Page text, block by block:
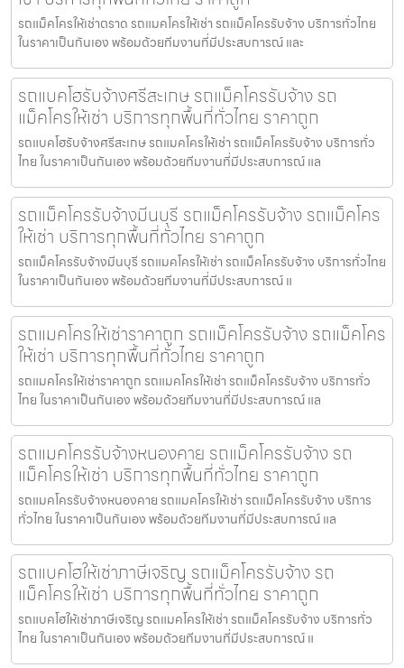
รถแม็คโครให้เช่าตราด รถแมคโครให้เช่า รถแม็คโครรับจ้าง บริการทั่วไทย
ในราคาเป็นกันเอง พร้อมด้วยทีมงานที่มีประสบการณ์ และ
รถแบคโฮรับจ้างศรีสะเกษ รถแม็คโครรับจ้าง รถ
แม็คโครให้เช่า บริการทุกพื้นที่ทั่วไทย ราคาถูก
รถแบคโฮรับจ้างศรีสะเกษ รถแมคโครให้เช่า รถแม็คโครรับจ้าง บริการทั่ว
ไทย ในราคาเป็นกันเอง พร้อมด้วยทีมงานที่มีประสบการณ์ แล
รถแม็คโครรับจ้างมีนบุรี รถแม็คโครรับจ้าง รถแม็คโคร
ให้เช่า บริการทุกพื้นที่ทั่วไทย ราคาถูก
รถแม็คโครรับจ้างมีนบุรี รถแมคโครให้เช่า รถแม็คโครรับจ้าง บริการทั่วไทย
ในราคาเป็นกันเอง พร้อมด้วยทีมงานที่มีประสบการณ์ แ
รถแมคโครให้เช่าราคาถูก รถแม็คโครรับจ้าง รถแม็คโคร
ให้เช่า บริการทุกพื้นที่ทั่วไทย ราคาถูก
รถแมคโครให้เช่าราคาถูก รถแมคโครให้เช่า รถแม็คโครรับจ้าง บริการทั่ว
ไทย ในราคาเป็นกันเอง พร้อมด้วยทีมงานที่มีประสบการณ์ แล
รถแมคโครรับจ้างหนองคาย รถแม็คโครรับจ้าง รถ
แม็คโครให้เช่า บริการทุกพื้นที่ทั่วไทย ราคาถูก
รถแมคโครรับจ้างหนองคาย รถแมคโครให้เช่า รถแม็คโครรับจ้าง บริการ
ทั่วไทย ในราคาเป็นกันเอง พร้อมด้วยทีมงานที่มีประสบการณ์ แล
รถแบคโฮให้เช่าภาษีเจริญ รถแม็คโครรับจ้าง รถ
แม็คโครให้เช่า บริการทุกพื้นที่ทั่วไทย ราคาถูก
รถแบคโฮให้เช่าภาษีเจริญ รถแมคโครให้เช่า รถแม็คโครรับจ้าง บริการทั่ว
ไทย ในราคาเป็นกันเอง พร้อมด้วยทีมงานที่มีประสบการณ์ แ